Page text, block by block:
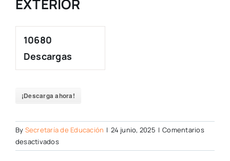
EXTERIOR
10680
Descargas
¡Descarga ahora!
By Secretaría de Educación | 24 junio, 2025 | Comentarios
desactivadosen
ACREDITACIÓN